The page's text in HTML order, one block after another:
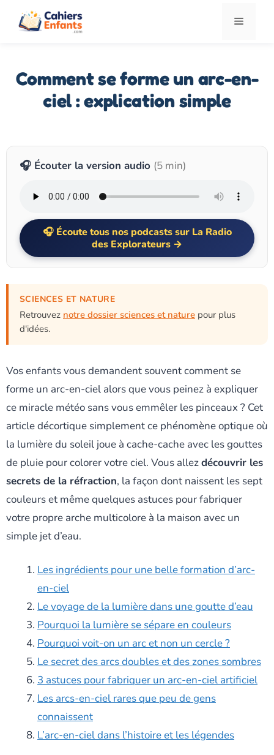
Menu
Comment se forme un arc-en-
ciel : explication simple
🎧 Écouter la version audio (5 min)
Écoute tous nos podcasts sur La Radio
des Explorateurs →
SCIENCES ET NATURE
Retrouvez notre dossier sciences et nature pour plus
d'idées.
Vos enfants vous demandent souvent comment se
forme un arc-en-ciel alors que vous peinez à expliquer
ce miracle météo sans vous emmêler les pinceaux ? Cet
article décortique simplement ce phénomène optique où
la lumière du soleil joue à cache-cache avec les gouttes
de pluie pour colorer votre ciel. Vous allezdécouvrir les
secrets de la réfraction, la façon dont naissent les sept
couleurs et même quelques astuces pour fabriquer
votre propre arche multicolore à la maison avec un
simple jet d’eau.
Les ingrédients pour une belle formation d’arc-
en-ciel
Le voyage de la lumière dans une goutte d’eau
Pourquoi la lumière se sépare en couleurs
Pourquoi voit-on un arc et non un cercle ?
Le secret des arcs doubles et des zones sombres
3 astuces pour fabriquer un arc-en-ciel artificiel
Les arcs-en-ciel rares que peu de gens
connaissent
L’arc-en-ciel dans l’histoire et les légendes